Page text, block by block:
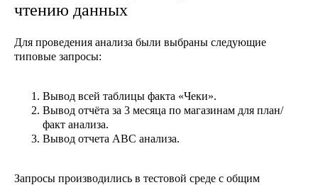
чтению данных
Для проведения анализа были выбраны следующие
типовые запросы:
Вывод всей таблицы факта «Чеки».
Вывод отчёта за 3 месяца по магазинам для план/
факт анализа.
Вывод отчета ABC анализа.
Запросы производились в тестовой среде с общим